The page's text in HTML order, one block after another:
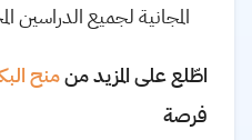
المجانية لجميع الدراسين
اطّلع على المزيد منمنح
فرصة